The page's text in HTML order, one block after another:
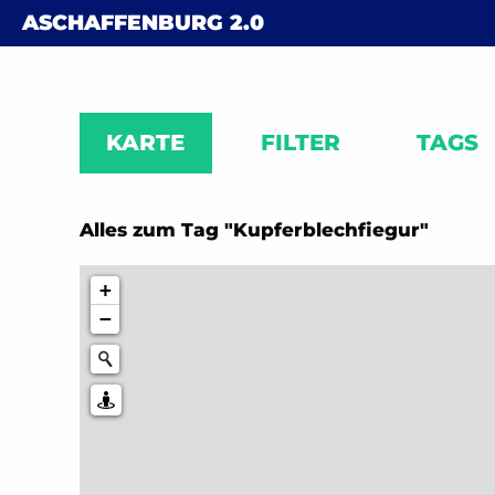
Skip to content
ASCHAFFENBURG 2.0
KARTE FILTER TAGS
Alles zum Tag "Kupferblechfiegur"
+
−